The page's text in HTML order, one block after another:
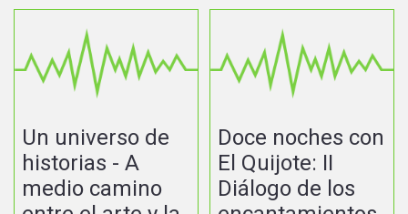
Un universo de
historias - A
medio camino
Doce noches con
El Quijote: II
Diálogo de los